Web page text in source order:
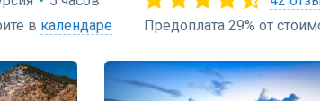
в календаре
Предоплата 29% от